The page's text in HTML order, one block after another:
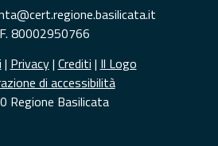
80002950766
| Privacy| Crediti | Il Logo
di accessibilità
Regione Basilicata